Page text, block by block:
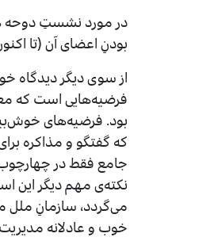
در مورد نشستِ دوحه
بودنِ اعضای آن (تا
از سوی دیگر دیدگاه
فرضیه‌هایی است که
بود. فرضیه‌های
که گفتگو و مذاکره
جامع فقط در
نکته‌ی مهم دیگر این
می‌گردد، سازمانِ ملل
خوب و عادلانه